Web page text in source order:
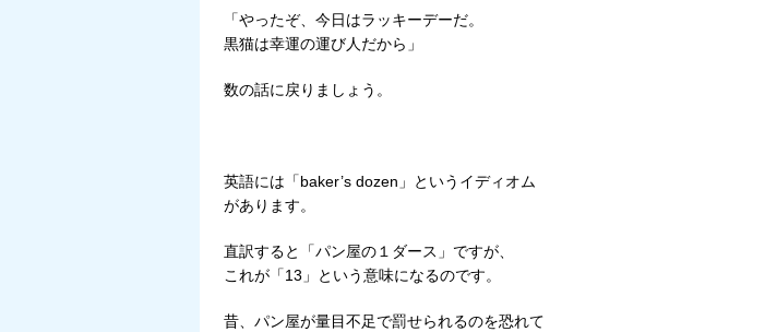
「やったぞ、今日はラッキーデーだ。
黒猫は幸運の運び人だから」
数の話に戻りましょう。
英語には「baker’s dozen」というイディオム
があります。
直訳すると「パン屋の１ダース」ですが、
これが「13」という意味になるのです。
昔、パン屋が量目不足で罰せられるのを恐れて